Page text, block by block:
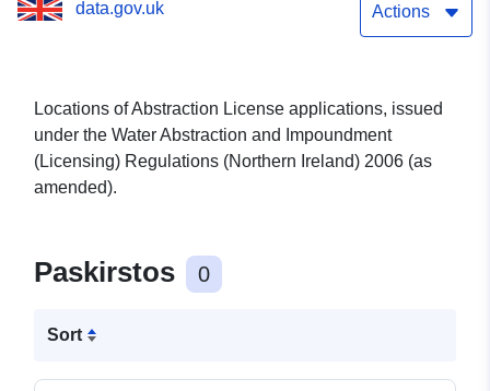
data.gov.uk Actions
Locations of Abstraction License applications, issued
under the Water Abstraction and Impoundment
(Licensing) Regulations (Northern Ireland) 2006 (as
amended).
Paskirstos 0
Sort